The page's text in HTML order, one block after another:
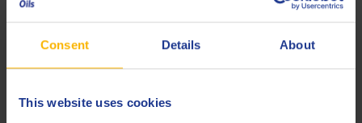
Consent Details About
This website uses cookies
ZF TE-ML 03C
ZF TE-ML 07F